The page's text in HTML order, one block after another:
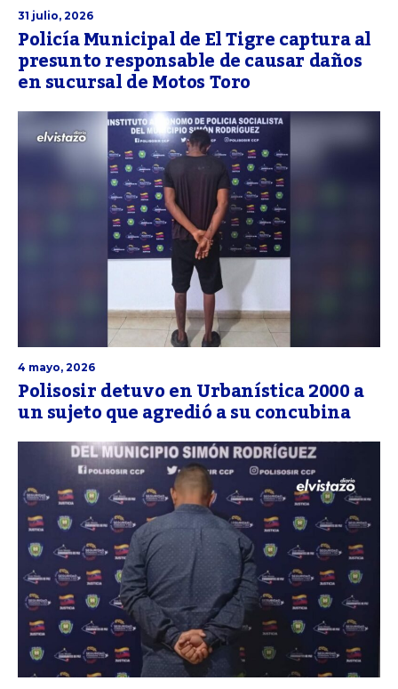
31 julio, 2026
Policía Municipal de El Tigre captura al
presunto responsable de causar daños
en sucursal de Motos Toro
4 mayo, 2026
Polisosir detuvo en Urbanística 2000 a
un sujeto que agredió a su concubina